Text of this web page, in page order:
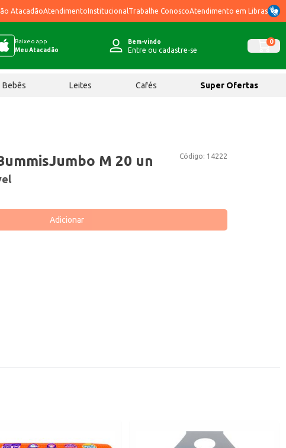
AtacadãoAtendimentoInstitucional Trabalhe ConoscoAtendimento em Libras
Baixe o app
Meu Atacadão
Bem-vindo
Entre ou cadastre-se
0
Bebês Leites Cafés Super Ofertas
Código: 14222
M 20 un
Adicionar